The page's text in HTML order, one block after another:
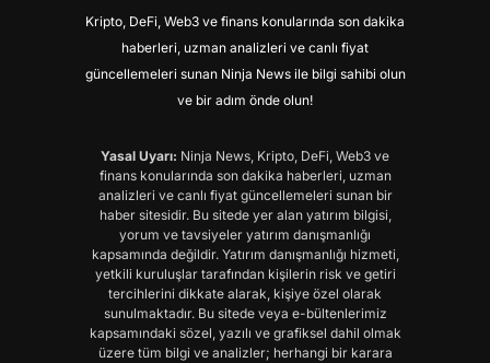
Kripto, DeFi, Web3 ve finans konularında son dakika
haberleri, uzman analizleri ve canlı fiyat
güncellemeleri sunan Ninja News ile bilgi sahibi olun
ve bir adım önde olun!
Yasal Uyarı: Ninja News, Kripto, DeFi, Web3 ve
finans konularında son dakika haberleri, uzman
analizleri ve canlı fiyat güncellemeleri sunan bir
haber sitesidir. Bu sitede yer alan yatırım bilgisi,
yorum ve tavsiyeler yatırım danışmanlığı
kapsamında değildir. Yatırım danışmanlığı hizmeti,
yetkili kuruluşlar tarafından kişilerin risk ve getiri
tercihlerini dikkate alarak, kişiye özel olarak
sunulmaktadır. Bu sitede veya e-bültenlerimiz
kapsamındaki sözel, yazılı ve grafiksel dahil olmak
üzere tüm bilgi ve analizler; herhangi bir karara